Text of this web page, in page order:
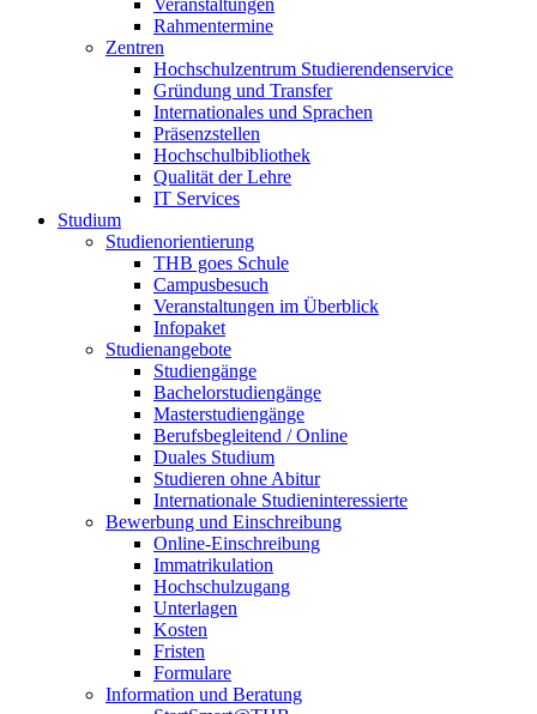
Veranstaltungen
Rahmentermine
Zentren
Hochschulzentrum Studierendenservice
Gründung und Transfer
Internationales und Sprachen
Präsenzstellen
Hochschulbibliothek
Qualität der Lehre
IT Services
Studium
Studienorientierung
THB goes Schule
Campusbesuch
Veranstaltungen im Überblick
Infopaket
Studienangebote
Studiengänge
Bachelorstudiengänge
Masterstudiengänge
Berufsbegleitend / Online
Duales Studium
Studieren ohne Abitur
Internationale Studieninteressierte
Bewerbung und Einschreibung
Online-Einschreibung
Immatrikulation
Hochschulzugang
Unterlagen
Kosten
Fristen
Formulare
Information und Beratung